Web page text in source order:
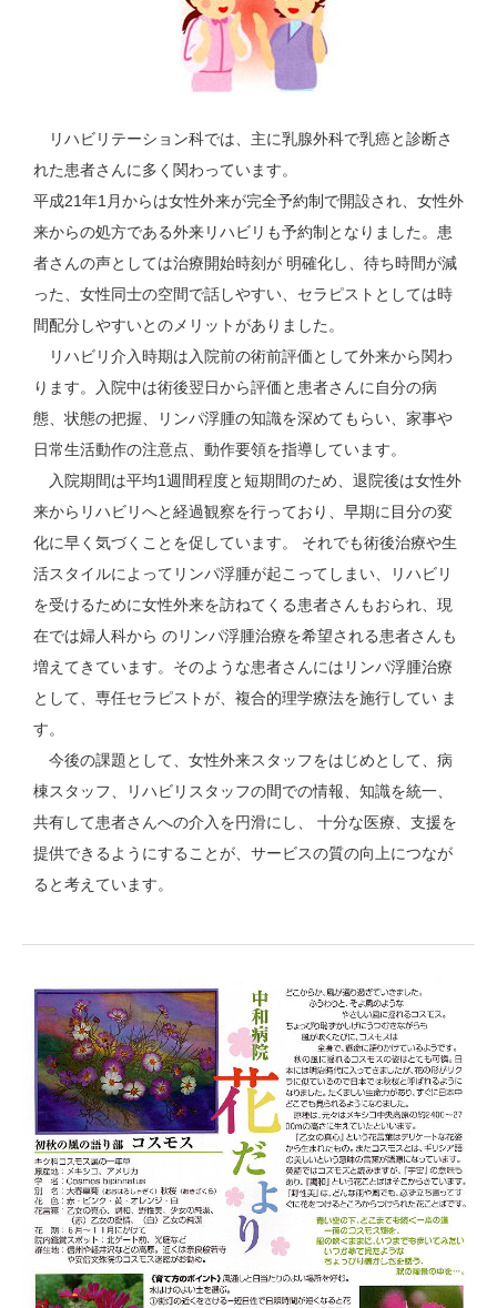
リハビリテーション科では、主に乳腺外科で乳癌と診断さ
れた患者さんに多く関わっています。
平成21年1月からは女性外来が完全予約制で開設され、女性外
来からの処方である外来リハビリも予約制となりました。患
者さんの声としては治療開始時刻が 明確化し、待ち時間が減
った、女性同士の空間で話しやすい、セラピストとしては時
間配分しやすいとのメリットがありました。
リハビリ介入時期は入院前の術前評価として外来から関わ
ります。入院中は術後翌日から評価と患者さんに自分の病
態、状態の把握、リンパ浮腫の知識を深めてもらい、家事や
日常生活動作の注意点、動作要領を指導しています。
入院期間は平均1週間程度と短期間のため、退院後は女性外
来からリハビリへと経過観察を行っており、早期に目分の変
化に早く気づくことを促しています。 それでも術後治療や生
活スタイルによってリンパ浮腫が起こってしまい、リハビリ
を受けるために女性外来を訪ねてくる患者さんもおられ、現
在では婦人科から のリンパ浮腫治療を希望される患者さんも
増えてきています。そのような患者さんにはリンパ浮腫治療
として、専任セラピストが、複合的理学療法を施行してい ま
す。
今後の課題として、女性外来スタッフをはじめとして、病
棟スタッフ、リハビリスタッフの間での情報、知識を統一、
共有して患者さんへの介入を円滑にし、 十分な医療、支援を
提供できるようにすることが、サービスの質の向上につなが
ると考えています。